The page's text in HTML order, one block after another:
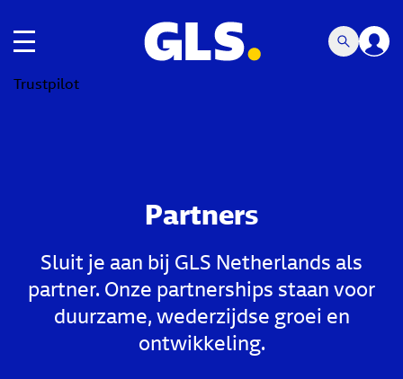
toggle navigatie
Trustpilot
Partners
Sluit je aan bij GLS Netherlands als
partner. Onze partnerships staan voor
duurzame, wederzijdse groei en
ontwikkeling.